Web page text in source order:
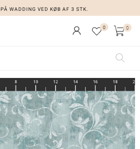
WADDING VED KØB AF 3 STK.
0 0